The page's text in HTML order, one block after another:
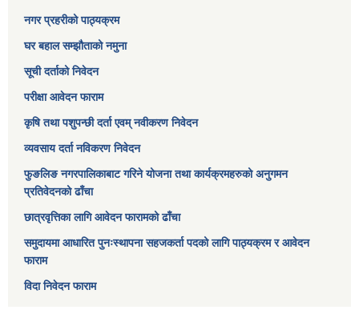
नगर प्रहरीको पाठ्यक्रम
घर बहाल सम्झौताको नमुना
सूची दर्ताको निवेदन
परीक्षा आवेदन फाराम
कृषि तथा पशुपन्छी दर्ता एवम् नवीकरण निवेदन
व्यवसाय दर्ता नविकरण निवेदन
फुङलिङ नगरपालिकाबाट गरिने योजना तथा कार्यक्रमहरुको अनुगमन
प्रतिवेदनको ढाँचा
छात्रवृत्तिका लागि आवेदन फारामको ढाँचा
समुदायमा आधारित पुनःस्थापना सहजकर्ता पदको लागि पाठ्यक्रम र आवेदन
फाराम
विदा निवेदन फाराम